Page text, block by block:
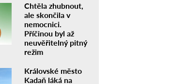
Chtěla zhubnout,
ale skončila v
nemocnici.
Příčinou byl až
neuvěřitelný pitný
režim
Královské město
Kadaň láká na